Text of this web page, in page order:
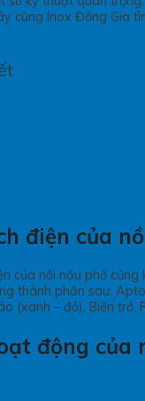
cùng Inox Đồng Gia
điện của
của nồi nấu phở cũng
thành phần sau:
(xanh – đỏ), Biến trở,
động của